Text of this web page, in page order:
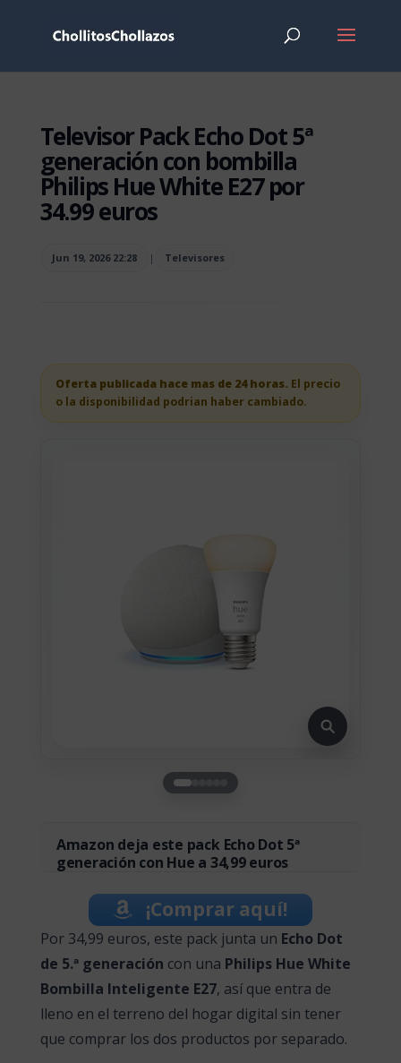
Televisor Pack Echo Dot 5ª
generación con bombilla
Philips Hue White E27 por
34.99 euros
Jun 19, 2026 22:28 | Televisores
Oferta publicada hace mas de 24 horas. El precio
o la disponibilidad podrian haber cambiado.
Amazon deja este pack Echo Dot 5ª
generación con Hue a 34,99 euros
¡Comprar aquí!
Por 34,99 euros, este pack junta un Echo Dot
de 5.ª generación con una Philips Hue White
Bombilla Inteligente E27, así que entra de
lleno en el terreno del hogar digital sin tener
que comprar los dos productos por separado.